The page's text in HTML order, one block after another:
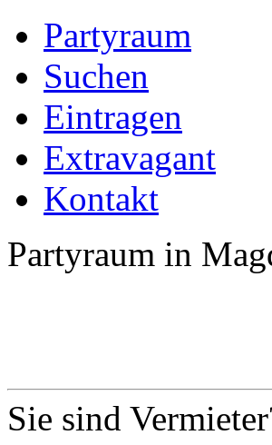
Partyraum
Suchen
Eintragen
Extravagant
Kontakt
Partyraum in
Sie sind